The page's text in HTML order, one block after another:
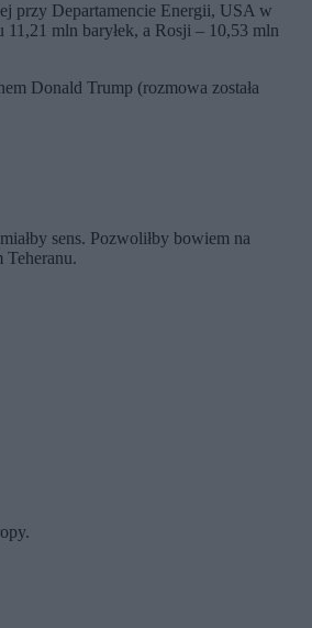
przy Departamencie Energii, USA w
mln baryłek, a Rosji – 10,53 mln
Donald Trump (rozmowa została
sens. Pozwoliłby bowiem na